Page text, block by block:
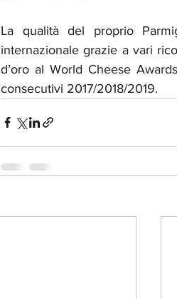
La qualità del proprio
internazionale grazie a vari
d’oro al World Cheese
consecutivi 2017/2018/2019.